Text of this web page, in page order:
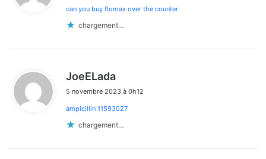
can you buy flomax over the counter
chargement…
JoeELada
t
5 novembre 2023 à 0h12
ampicillin 11593027
chargement…